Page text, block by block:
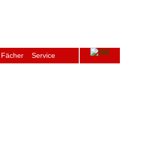
Fächer
Service